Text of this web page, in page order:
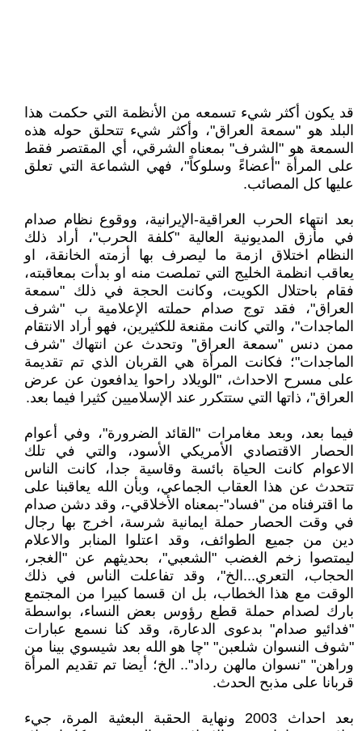
قد يكون أكثر شيء تسمعه من الأنظمة التي حكمت هذا
البلد هو "سمعة العراق"، وأكثر شيء تتحلق حوله هذه
السمعة هو "الشرف" بمعناه الشرقي، أي المقتصر فقط
على المرأة "أعضاءً وسلوكاً"، فهي الشماعة التي تعلق
عليها كل المصائب.
بعد انتهاء الحرب العراقية-الإيرانية، ووقوع نظام صدام
في مأزق المديونية العالية "كلفة الحرب"، أراد ذلك
النظام اختلاق ازمة ما ليصرف بها أزمته الخانقة، او
يعاقب انظمة الخليج التي تملصت منه او بدأت بمعاقبته،
فقام باحتلال الكويت، وكانت الحجة في ذلك "سمعة
العراق"، فقد توج صدام حملته الإعلامية ب "شرف
الماجدات"، والتي كانت مقنعة للكثيرين، فهو أراد الانتقام
ممن دنس "سمعة العراق" وتحدث عن انتهاك "شرف
الماجدات"؛ فكانت المرأة هي القربان الذي تم تقديمة
على مسرح الاحداث، "الويلاد راحوا يدافعون عن عرض
العراق"، ذاتها التي ستتكرر عند الإسلاميين كثيرا فيما بعد.
فيما بعد، وبعد مغامرات "القائد الضرورة"، وفي أعوام
الحصار الاقتصادي الأمريكي الأسود، والتي في تلك
الاعوام كانت الحياة بائسة وقاسية جدا، كانت الناس
تتحدث عن هذا العقاب الجماعي، وبأن الله يعاقبنا على
ما اقترفناه من "فساد"-بمعناه الأخلاقي-، وقد دشن صدام
في وقت الحصار حملة ايمانية شرسة، اخرج بها رجال
دين من جميع الطوائف، وقد اعتلوا المنابر والاعلام
ليمتصوا زخم الغضب "الشعبي"، بحديثهم عن "الغجر،
الحجاب، التعري...الخ"، وقد تفاعلت الناس في ذلك
الوقت مع هذا الخطاب، بل ان قسما كبيرا من المجتمع
بارك لصدام حملة قطع رؤوس بعض النساء، بواسطة
"فدائيو صدام" بدعوى الدعارة، وقد كنا نسمع عبارات
"شوف النسوان شلعبن" "چا هو الله بعد شيسوي بينا من
وراهن" "نسوان مالهن رداد".. الخ؛ أيضا تم تقديم المرأة
قربانا على مذبح الحدث.
بعد احداث 2003 ونهاية الحقبة البعثية المرة، جيء